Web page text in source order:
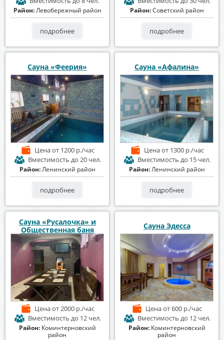
Район:Левобережный район
подробнее
Район:Советский район
подробнее
Сауна «Феерия»
Ценаот 1200 р./час
Вместимость до 20 чел.
Район:Ленинский район
подробнее
Сауна «Афалина»
Ценаот 1300 р./час
Вместимость до 15 чел.
Район:Ленинский район
подробнее
Сауна «Русалочка» и
Общественная баня
Ценаот 2000 р./час
Вместимость до 12 чел.
Район: Коминтерновский
район
Сауна Эдесса
Ценаот 600 р./час
Вместимость до 12 чел.
Район: Коминтерновский
район